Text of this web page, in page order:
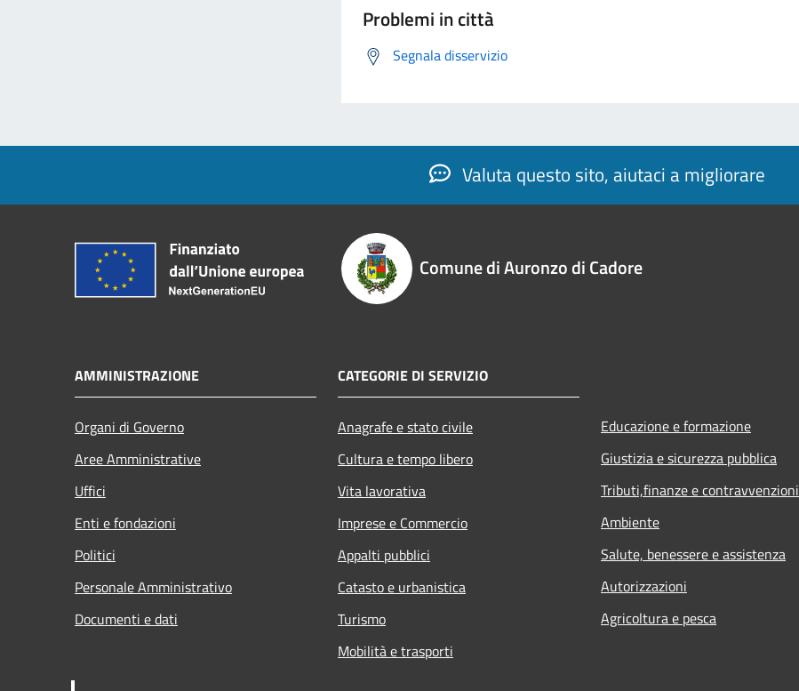
Problemi in città
Segnala disservizio
Valuta questo sito, aiutaci a migliorare
Comune di Auronzo di Cadore
AMMINISTRAZIONE
Organi di Governo
Aree Amministrative
Uffici
Enti e fondazioni
Politici
Personale Amministrativo
Documenti e dati
CATEGORIE DI SERVIZIO
Anagrafe e stato civile
Cultura e tempo libero
Vita lavorativa
Imprese e Commercio
Appalti pubblici
Catasto e urbanistica
Turismo
Mobilità e trasporti
Educazione e formazione
Giustizia e sicurezza pubblica
Tributi,finanze e contravvenzioni
Ambiente
Salute, benessere e assistenza
Autorizzazioni
Agricoltura e pesca